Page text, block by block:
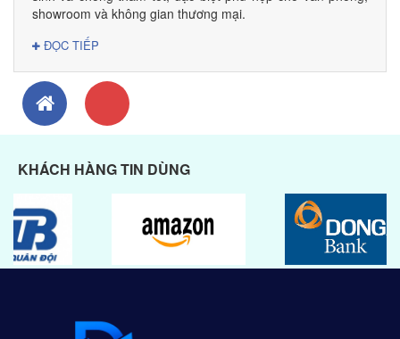
showroom và không gian thương mại.
ĐỌC TIẾP
KHÁCH HÀNG TIN DÙNG